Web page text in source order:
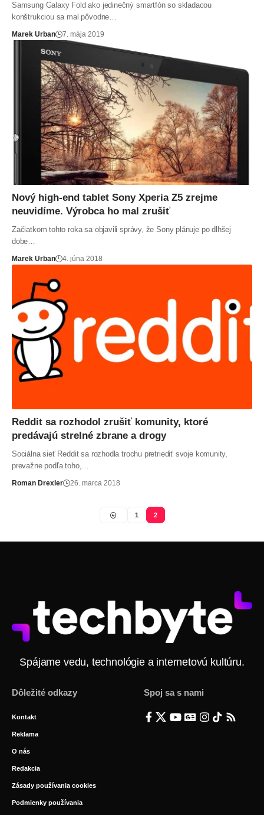
Samsung Galaxy Fold ako jedinečný smartfón so skladacou
konštrukciou sa mal pôvodne…
Marek Urban 7. mája 2019
Nový high-end tablet Sony Xperia Z5 zrejme
neuvidíme. Výrobca ho mal zrušiť
Začiatkom tohto roka sa objavili správy, že Sony plánuje po dlhšej
dobe…
Marek Urban 4. júna 2018
Reddit sa rozhodol zrušiť komunity, ktoré
predávajú strelné zbrane a drogy
Sociálna sieť Reddit sa rozhodla trochu pretriediť svoje komunity,
prevažne podľa toho,…
Roman Drexler 26. marca 2018
1 2
Spájame vedu, technológie a internetovú kultúru.
Dôležité odkazy
Kontakt
Reklama
O nás
Redakcia
Zásady používania cookies
Podmienky používania
Spoj sa s nami